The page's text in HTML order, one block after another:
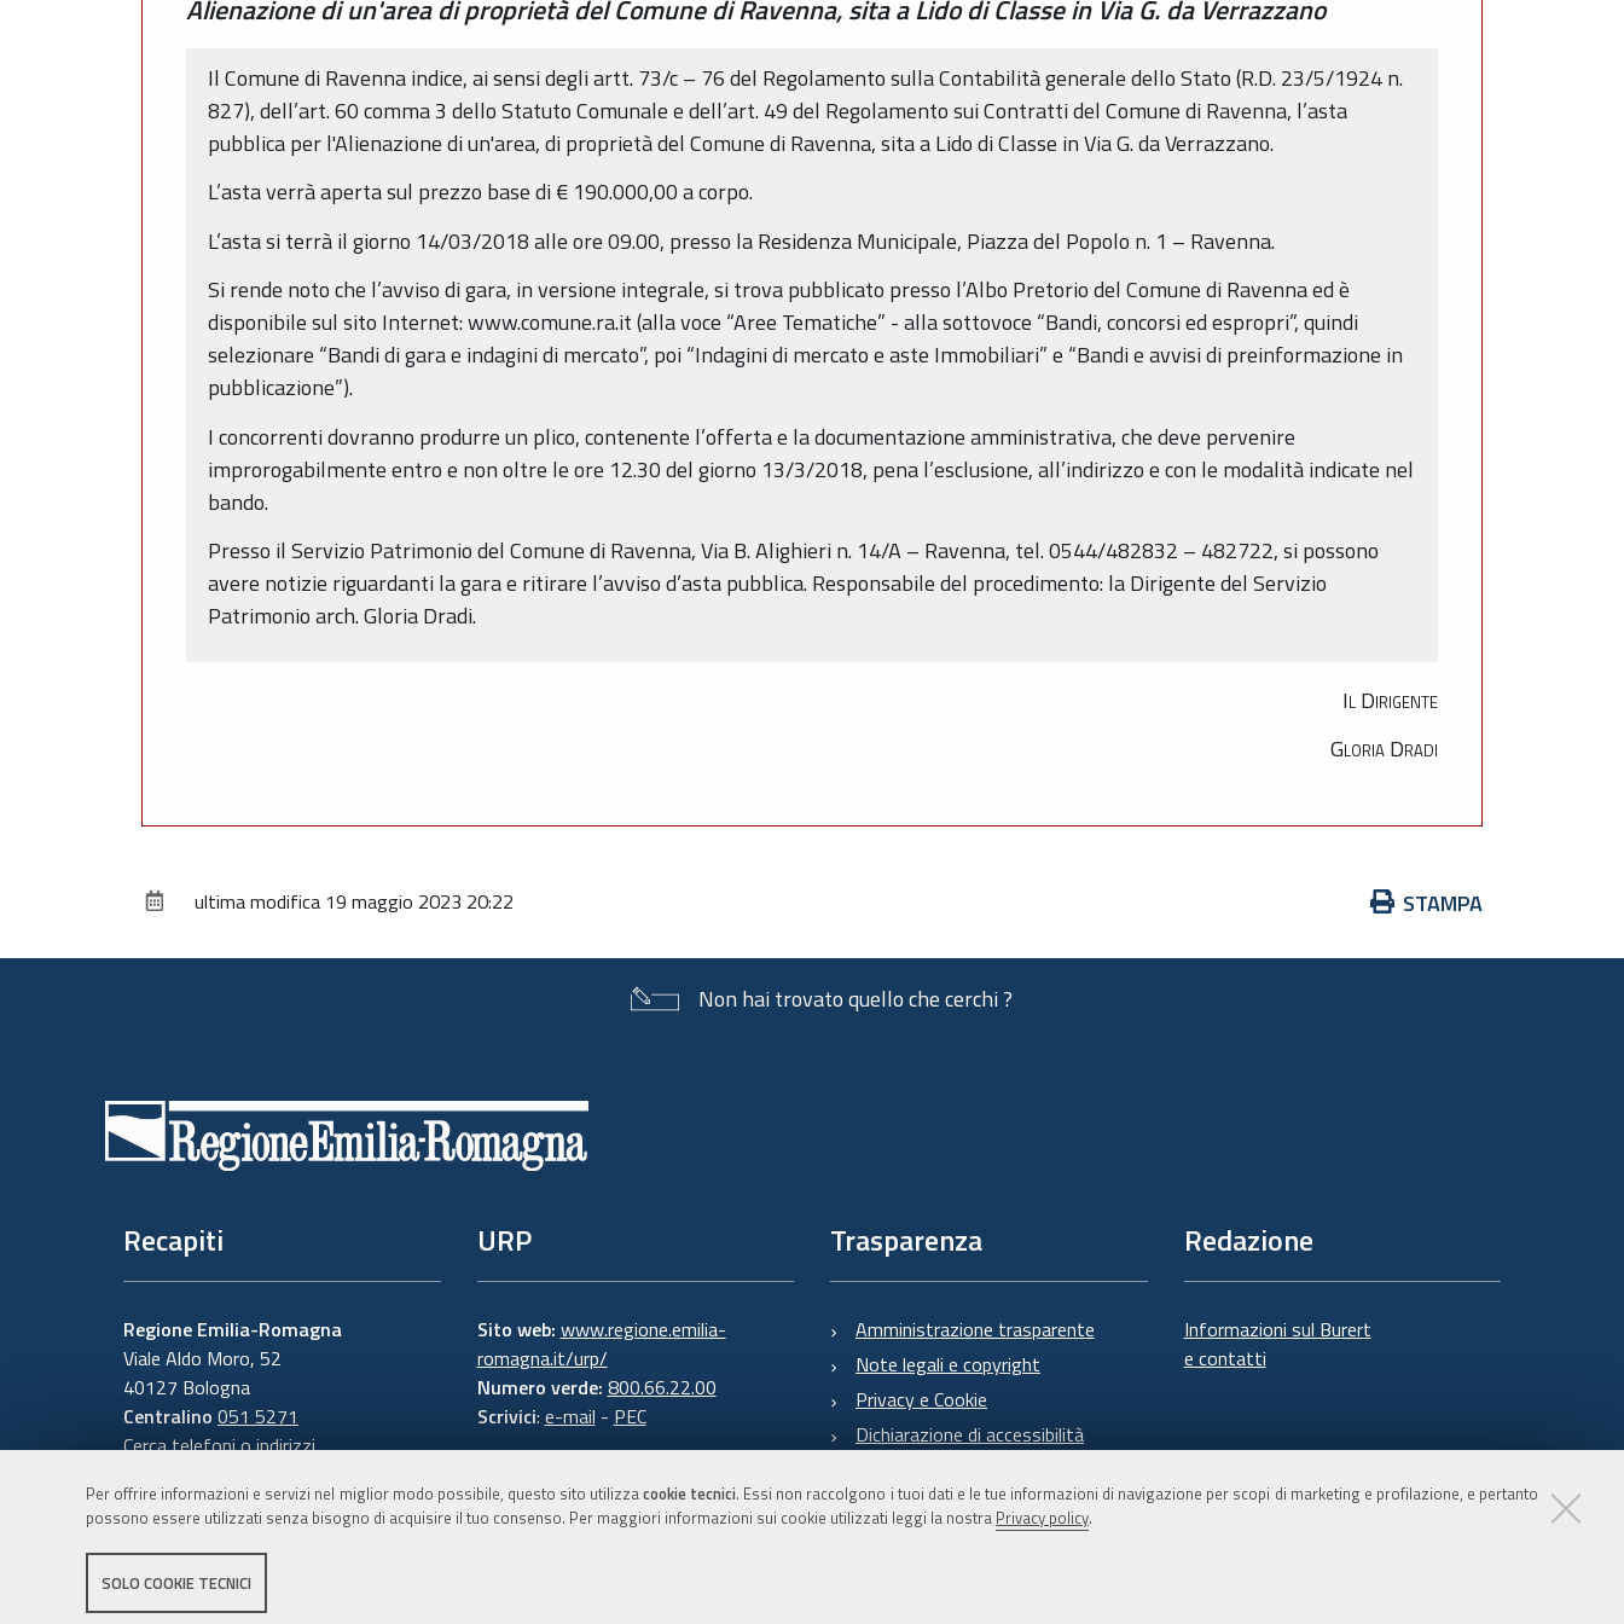
Per offrire informazioni e servizi nel miglior modo possibile, questo sito utilizzacookie tecnici. Essi non raccolgono i tuoi dati e le tue informazioni di navigazione per scopi di marketing e profilazione, e pertanto
possono essere utilizzati senza bisogno di acquisire il tuo consenso. Per maggiori informazioni sui cookie utilizzati leggi la nostra Privacy policy.
SOLO COOKIE TECNICI
Alienazione di un'area di proprietà del Comune di Ravenna, sita a Lido di Classe in Via G. da Verrazzano
Il Comune di Ravenna indice, ai sensi degli artt. 73/c – 76 del Regolamento sulla Contabilità generale dello Stato (R.D. 23/5/1924 n.
827), dell’art. 60 comma 3 dello Statuto Comunale e dell’art. 49 del Regolamento sui Contratti del Comune di Ravenna, l’asta
pubblica per l'Alienazione di un'area, di proprietà del Comune di Ravenna, sita a Lido di Classe in Via G. da Verrazzano.
L’asta verrà aperta sul prezzo base di € 190.000,00 a corpo.
L’asta si terrà il giorno 14/03/2018 alle ore 09.00, presso la Residenza Municipale, Piazza del Popolo n. 1 – Ravenna.
Si rende noto che l’avviso di gara, in versione integrale, si trova pubblicato presso l’Albo Pretorio del Comune di Ravenna ed è
disponibile sul sito Internet: www.comune.ra.it (alla voce “Aree Tematiche” - alla sottovoce “Bandi, concorsi ed espropri”, quindi
selezionare “Bandi di gara e indagini di mercato”, poi “Indagini di mercato e aste Immobiliari” e “Bandi e avvisi di preinformazione in
pubblicazione”).
I concorrenti dovranno produrre un plico, contenente l’offerta e la documentazione amministrativa, che deve pervenire
improrogabilmente entro e non oltre le ore 12.30 del giorno 13/3/2018, pena l’esclusione, all’indirizzo e con le modalità indicate nel
bando.
Presso il Servizio Patrimonio del Comune di Ravenna, Via B. Alighieri n. 14/A – Ravenna, tel. 0544/482832 – 482722, si possono
avere notizie riguardanti la gara e ritirare l’avviso d’asta pubblica. Responsabile del procedimento: la Dirigente del Servizio
Patrimonio arch. Gloria Dradi.
Il Dirigente
Gloria Dradi
Azioni
documento
STAMPA
ultima modifica 19 maggio 2023 20:22
Non hai trovato quello che cerchi ?
Recapiti
Regione Emilia-Romagna
Viale Aldo Moro, 52
40127 Bologna
Centralino 051 5271
Cerca telefoni o indirizzi
URP
Sito web: www.regione.emilia-
romagna.it/urp/
Numero verde: 800.66.22.00
Scrivici: e-mail - PEC
Trasparenza
Amministrazione trasparente
Note legali e copyright
Privacy e Cookie
Dichiarazione di accessibilità
Redazione
Informazioni sul Burert
e contatti